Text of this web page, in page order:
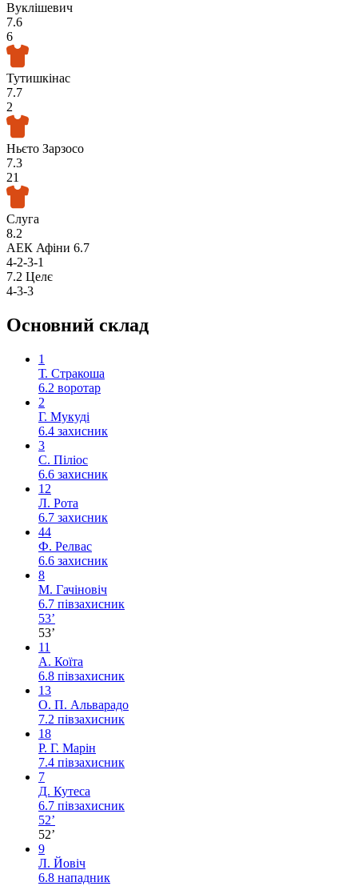
Вуклішевич
7.6
6
Тутишкінас
7.7
2
Ньєто Зарзосо
7.3
21
Слуга
8.2
АЕК Афіни 6.7
4-2-3-1
7.2 Целє
4-3-3
Основний склад
1
Т. Стракоша
6.2 воротар
2
Г. Мукуді
6.4 захисник
3
С. Піліос
6.6 захисник
12
Л. Рота
6.7 захисник
44
Ф. Релвас
6.6 захисник
8
М. Гачіновіч
6.7 півзахисник
53’
53’
11
А. Коїта
6.8 півзахисник
13
О. П. Альварадо
7.2 півзахисник
18
Р. Г. Марін
7.4 півзахисник
7
Д. Кутеса
6.7 півзахисник
52’
52’
9
Л. Йовіч
6.8 нападник